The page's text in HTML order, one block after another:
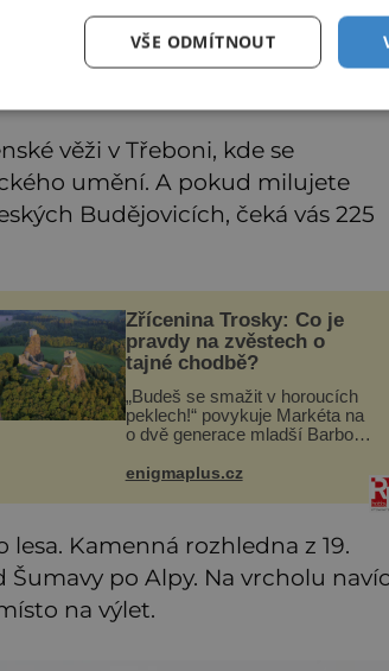
věži v Třeboni, kde se
umění. A pokud milujete
Budějovicích, čeká vás 225
Zřícenina Trosky: Co je
pravdy na zvěstech o
tajné chodbě?
„Budeš se smažit v horoucích
peklech!“ povykuje Markéta na
o dvě generace mladší Barboru.
opětuje. První je zarytá
kališnice. A každá z nich s
enigmaplus.cz
Kamenná rozhledna z 19.
po Alpy. Na vrcholu navíc
na výlet.
VŠE ODMÍTNOUT